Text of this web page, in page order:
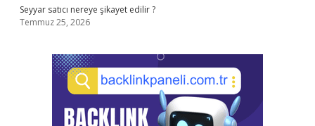
Seyyar satıcı nereye şikayet edilir ?
Temmuz 25, 2026